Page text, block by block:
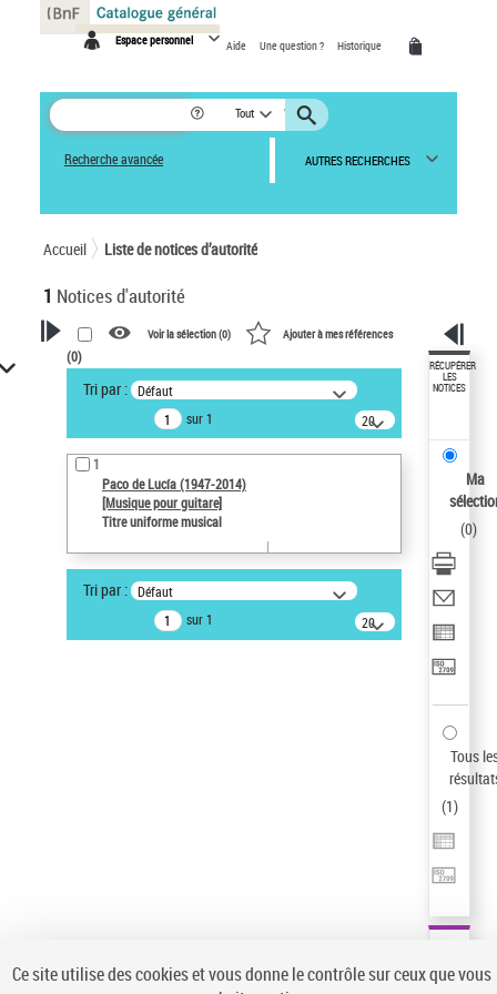
Espace personnel Aide Une question ? Historique
Tout
Recherche avancée AUTRES RECHERCHES
Accueil Liste de notices d’autorité
1 Notices d'autorité
VOTRE RECHERCHE
Recherche avancée dans les
notices d’autorité
Œuvres liées à l'auteur :
Paco de Lucía (1947-2014)
Statut de la notice d’autorité
Type de notice d'autorité
Voir la sélection (0) Ajouter à mes références
(0)
Tri par : Défaut
sur 1
20
résultats/page
1
Paco de Lucía (1947-2014)
[Musique pour guitare]
Titre uniforme musical
Tri par : Défaut
sur 1
20
résultats/page
RÉCUPÉRER
LES
NOTICES
Ma
(0)
Tous
(1)
Panneau de gestion des cookies
Ce site utilise des cookies et vous donne le contrôle sur ceux que vous